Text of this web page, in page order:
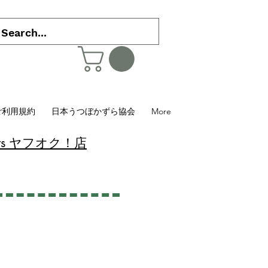
利用規約 日本うつぼかずら協会 More
ヤフオク！店